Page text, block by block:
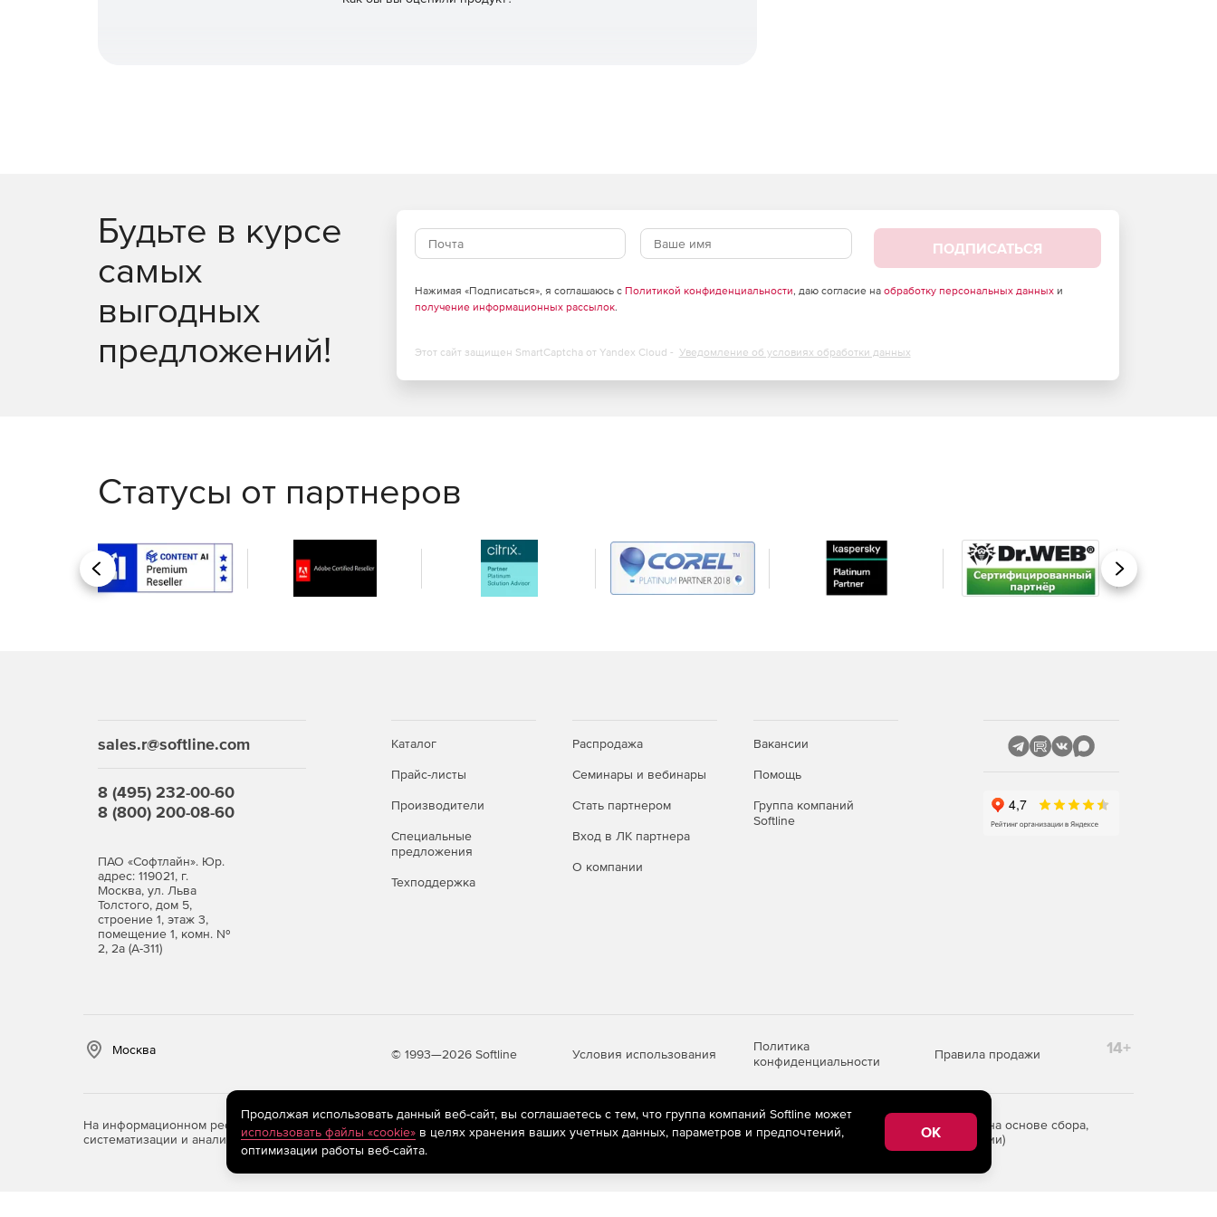
Будьте в курсе
самых
выгодных
предложений!
ПОДПИСАТЬСЯ
Нажимая «Подписаться», я соглашаюсь с Политикой конфиденциальности, даю согласие на обработку персональных данныхи
получение информационных рассылок.
Этот сайт защищен SmartCaptcha от Yandex Cloud - Уведомление об условиях обработки данных
Статусы от партнеров
Назад Вперед
sales.r@softline.com
8 (495) 232-00-60
8 (800) 200-08-60
ПАО «Софтлайн». Юр.
адрес: 119021, г.
Москва, ул. Льва
Толстого, дом 5,
строение 1, этаж 3,
помещение 1, комн. №
2, 2а (А-311)
Каталог
Прайс-листы
Производители
Специальные
предложения
Техподдержка
Распродажа
Семинары и вебинары
Стать партнером
Вход в ЛК партнера
О компании
Вакансии
Помощь
Группа компаний
Softline
Москва © 1993—2026 Softline Условия использования
Политика
конфиденциальности
Правила продажи 14+
На информационном ресурсе store.softline.ru применяются рекомендательные технологии
(информационные технологии предоставления информации на основе сбора,
систематизации и анализа сведений, относящихся к предпочтениям пользователей сети «Интернет», находящихся на территории Российской Федерации)
Продолжая использовать данный веб-сайт, вы соглашаетесь с тем, что группа компаний Softline может
использовать файлы «cookie»в целях хранения ваших учетных данных, параметров и предпочтений,
оптимизации работы веб-сайта.
OK